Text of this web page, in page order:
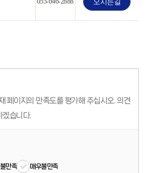
페이지의 만족도를 평가해 주십시오. 의견
겠습니다.
불만족 매우불만족